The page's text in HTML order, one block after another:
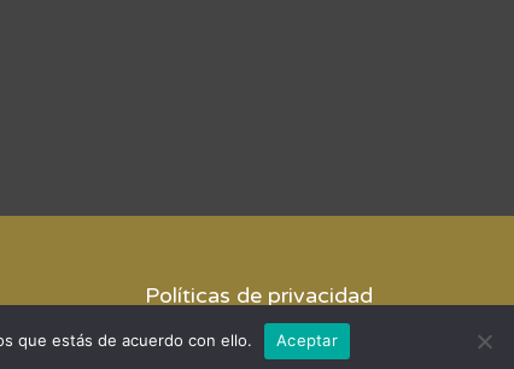
Políticas de privacidad
que estás de acuerdo con ello. Aceptar